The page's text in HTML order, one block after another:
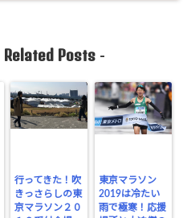
Related Posts-
行ってきた！吹
きっさらしの東
京マラソン２０
東京マラソン
2019は冷たい
雨で極寒！応援